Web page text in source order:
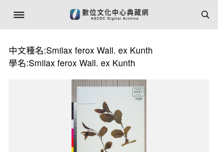
中文種名:Smilax ferox Wall. ex Kunth
學名:Smilax ferox Wall. ex Kunth